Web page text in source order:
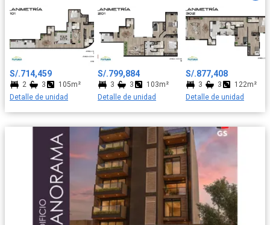
S/.714,459
2 3
105m²
Detalle de unidad
S/.799,884
3 3
103m²
Detalle de unidad
S/.877,408
3 3
122m²
Detalle de unidad